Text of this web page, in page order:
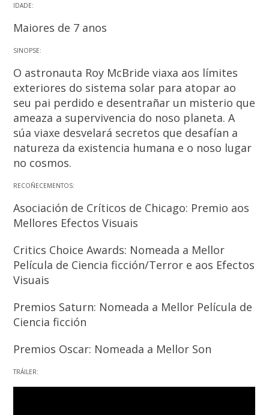
IDADE:
Maiores de 7 anos
SINOPSE:
O astronauta Roy McBride viaxa aos límites
exteriores do sistema solar para atopar ao
seu pai perdido e desentrañar un misterio que
ameaza a supervivencia do noso planeta. A
súa viaxe desvelará secretos que desafían a
natureza da existencia humana e o noso lugar
no cosmos.
RECOÑECEMENTOS:
Asociación de Críticos de Chicago: Premio aos
Mellores Efectos Visuais
Critics Choice Awards: Nomeada a Mellor
Película de Ciencia ficción/Terror e aos Efectos
Visuais
Premios Saturn: Nomeada a Mellor Película de
Ciencia ficción
Premios Oscar: Nomeada a Mellor Son
TRÁILER: